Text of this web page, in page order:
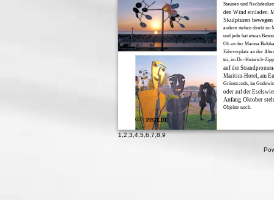
010 PISTE.DE
Staunen und
den Wind einladen.
Skulpturen
andere stehen direkt im
und jede hat etwas
Ob an der Marina
Fährvorplatz an der
tei, im Dr.-Heinrich-
auf der
Maritim-Hotel, am
Grünstrands, im
oder auf der
Anfang Oktober
Objekte noch.
1,2,3,4,5,6,7,8,9